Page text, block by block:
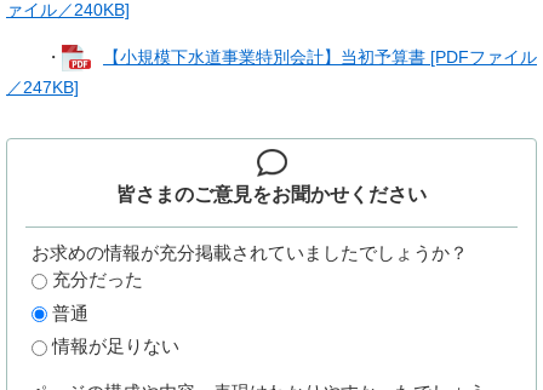
ァイル／240KB]
・
【小規模下水道事業特別会計】当初予算書 [PDFファイル
／247KB]
皆さまのご意見をお聞かせください
お求めの情報が充分掲載されていましたでしょうか？
充分だった
普通
情報が足りない